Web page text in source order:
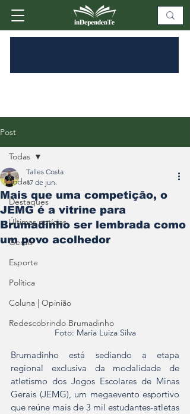
Post
Todas
Destaques
Últimas notícias
Gerais
Esporte
Política
Coluna | Opinião
Redescobrindo Brumadinho
Todas
Mais que uma competição, o
JEMG é a vitrine para
Brumadinho ser lembrada como
um povo acolhedor
Talles Costa
17 de jun.
Foto: Maria Luiza Silva
Brumadinho está sediando a etapa
regional exclusiva da modalidade de
atletismo dos Jogos Escolares de Minas
Gerais (JEMG), um megaevento esportivo
que reúne mais de 3 mil estudantes-atletas